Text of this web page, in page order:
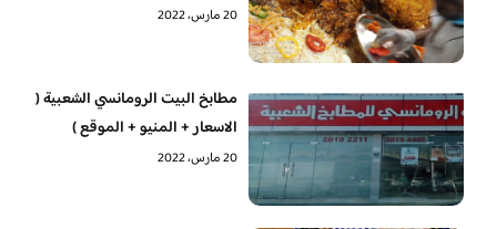
20 مارس، 2022
مطابخ البيت الرومانسي الشعبية (
الاسعار + المنيو + الموقع )
20 مارس، 2022